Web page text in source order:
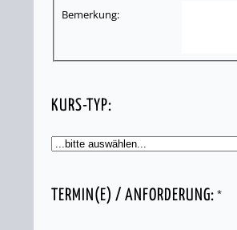
Bemerkung:
KURS-TYP:
TERMIN(E) / ANFORDERUNG: *